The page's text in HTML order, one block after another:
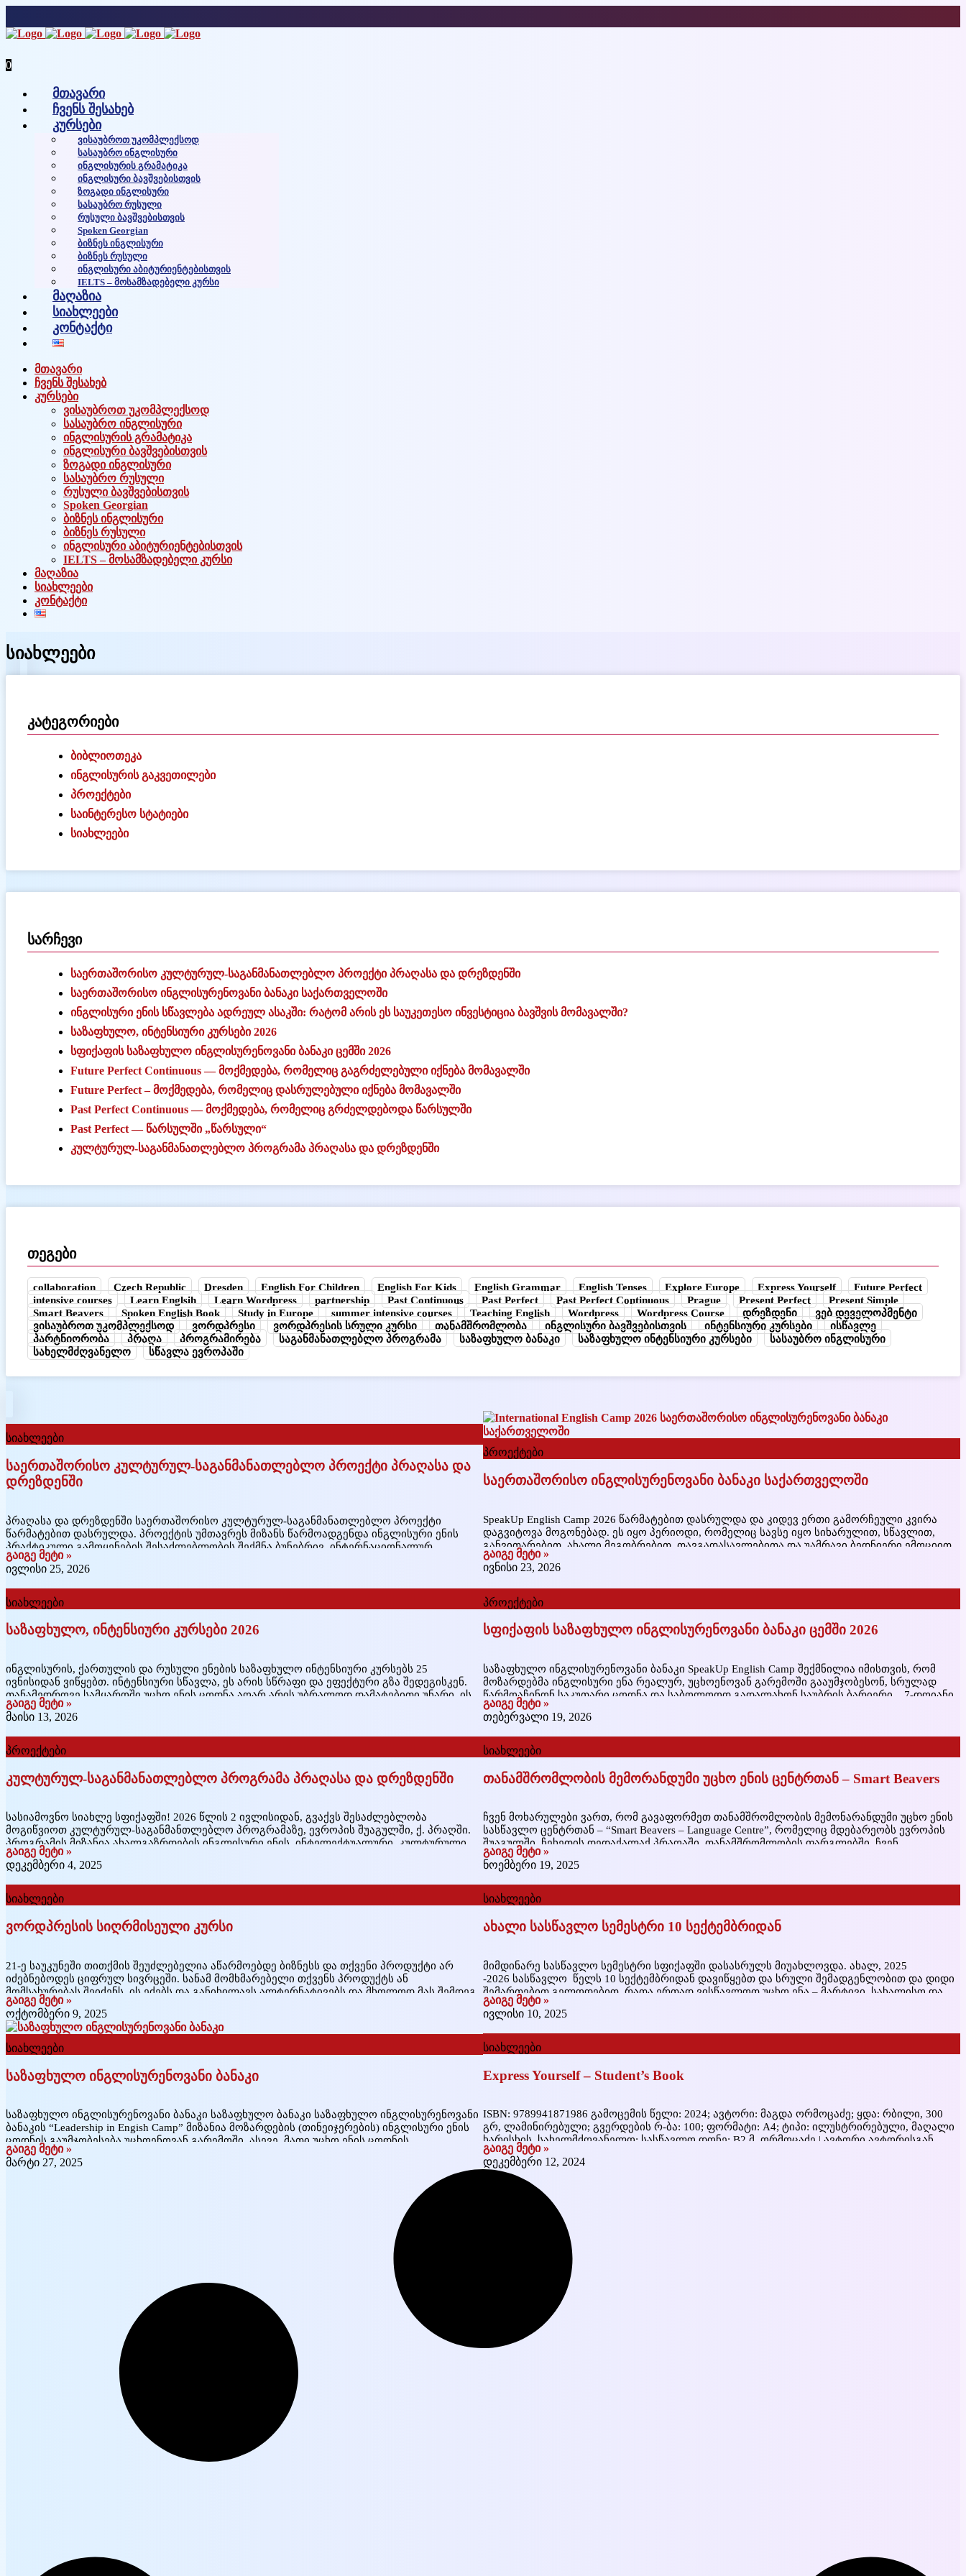
0
მთავარი
ჩვენს შესახებ
კურსები
Ვისაუბროთ Უკომპლექსოდ
Სასაუბრო Ინგლისური
Ინგლისურის Გრამატიკა
Ინგლისური Ბავშვებისთვის
Ზოგადი Ინგლისური
Სასაუბრო Რუსული
Რუსული Ბავშვებისთვის
Spoken Georgian
Ბიზნეს Ინგლისური
Ბიზნეს Რუსული
Ინგლისური Აბიტურიენტებისთვის
IELTS – Მოსამზადებელი Კურსი
მაღაზია
სიახლეები
კონტაქტი
მთავარი
ჩვენს შესახებ
კურსები
ვისაუბროთ უკომპლექსოდ
სასაუბრო ინგლისური
ინგლისურის გრამატიკა
ინგლისური ბავშვებისთვის
ზოგადი ინგლისური
სასაუბრო რუსული
რუსული ბავშვებისთვის
Spoken Georgian
ბიზნეს ინგლისური
ბიზნეს რუსული
ინგლისური აბიტურიენტებისთვის
IELTS – მოსამზადებელი კურსი
მაღაზია
სიახლეები
კონტაქტი
სიახლეები
კატეგორიები
ბიბლიოთეკა
ინგლისურის გაკვეთილები
პროექტები
საინტერესო სტატიები
სიახლეები
სარჩევი
საერთაშორისო კულტურულ-საგანმანათლებლო პროექტი პრაღასა და დრეზდენში
საერთაშორისო ინგლისურენოვანი ბანაკი საქართველოში
ინგლისური ენის სწავლება ადრეულ ასაკში: რატომ არის ეს საუკეთესო ინვესტიცია ბავშვის მომავალში?
საზაფხულო, ინტენსიური კურსები 2026
სფიქაფის საზაფხულო ინგლისურენოვანი ბანაკი ცემში 2026
Future Perfect Continuous — მოქმედება, რომელიც გაგრძელებული იქნება მომავალში
Future Perfect – მოქმედება, რომელიც დასრულებული იქნება მომავალში
Past Perfect Continuous — მოქმედება, რომელიც გრძელდებოდა წარსულში
Past Perfect — წარსულში „წარსული“
კულტურულ-საგანმანათლებლო პროგრამა პრაღასა და დრეზდენში
თეგები
collaboration Czech Republic Dresden English For Children English For Kids English Grammar English Tenses Explore Europe Express Yourself
Future Perfect
intensive courses
Learn Englsih Learn Wordpress partnership Past Continuous Past Perfect Past Perfect Continuous Prague Present Perfect
Present Simple
Smart Beavers
Spoken English Book Study in Europe summer intensive courses Teaching English Wordpress Wordpress Course დრეზდენი
ვებ დეველოპმენტი
ვისაუბროთ უკომპლექსოდ
ვორდპრესი ვორდპრესის სრული კურსი თანამშრომლობა ინგლისური ბავშვებისთვის ინტენსიური კურსები
ისწავლე
პარტნიორობა
პრაღა პროგრამირება საგანმანათლებლო პროგრამა საზაფხულო ბანაკი საზაფხულო ინტენსიური კურსები
სასაუბრო ინგლისური
სახელმძღვანელო
სწავლა ევროპაში
სიახლეები
საერთაშორისო კულტურულ-საგანმანათლებლო პროექტი პრაღასა და
დრეზდენში
პრაღასა და დრეზდენში საერთაშორისო კულტურულ-საგანმანათლებლო პროექტი
წარმატებით დასრულდა. პროექტის უმთავრეს მიზანს წარმოადგენდა ინგლისური ენის
პრაქტიკული გამოყენების შესაძლებლობის შექმნა ბუნებრივ, ინტერნაციონალურ
გარემოში. ინგლისური ენის პრაქტიკა ნეითივ-სფიქერებთან პროექტის ერთ-ერთი მთავარი
უპირატესობა პროფესიონალი ნეითივ-სფიქერი მასწავლებლების მონაწილეობა იყო.
სასწავლო პროცესში, ისე
გაიგე მეტი »
ივლისი 25, 2026
პროექტები
საერთაშორისო ინგლისურენოვანი ბანაკი საქართველოში
SpeakUp English Camp 2026 წარმატებით დასრულდა და კიდევ ერთი გამორჩეული კვირა
დაგვიტოვა მოგონებად. ეს იყო პერიოდი, რომელიც სავსე იყო სიხარულით, სწავლით,
განვითარებით, ახალი მეგობრებით, თავგადასავლებითა და უამრავი ბედნიერი ემოციით.
წელს, ჩვენს ინგლისურენოვან საზაფხულო ბანაკში 100 მონაწილე ჩაერთო. ბანაკის
მთავარი მიზანი იყო, ბავშვებისთვის ინგლისური ენის
გაიგე მეტი »
ივნისი 23, 2026
სიახლეები
საზაფხულო, ინტენსიური კურსები 2026
ინგლისურის, ქართულის და რუსული ენების საზაფხულო ინტენსიური კურსებს 25
ივნისიდან ვიწყებთ. ინტენსიური სწავლა, ეს არის სწრაფი და ეფექტური გზა შედეგისკენ.
თანამედროვე სამყაროში უცხო ენის ცოდნა აღარ არის უბრალოდ დამატებითი უნარი. ის
აუცილებელი ინსტრუმენტია განათლების, კარიერისა და კომუნიკაციისთვის. სწორედ
ამიტომ, სულ უფრო პოპულარული ხდება ინტენსიური ენის
გაიგე მეტი »
მაისი 13, 2026
პროექტები
სფიქაფის საზაფხულო ინგლისურენოვანი ბანაკი ცემში 2026
საზაფხულო ინგლისურენოვანი ბანაკი SpeakUp English Camp შექმნილია იმისთვის, რომ
მოზარდებმა ინგლისური ენა რეალურ, უცხოენოვან გარემოში გააუმჯობესონ, სრულად
წარმოაჩინონ საკუთარი ცოდნა და საბოლოოდ გადალახონ საუბრის ბარიერი. 7-დღიანი
ინტენსიური, სახალისო და ინტერაქციული ვორქშოფების მეშვეობით მონაწილეები
ჩაერთვებიან დისკუსიებში, გუნდურ აქტივობებში, პრეზენტაციებსა და პრაქტიკულ
გაიგე მეტი »
თებერვალი 19, 2026
პროექტები
კულტურულ-საგანმანათლებლო პროგრამა პრაღასა და დრეზდენში
სასიამოვნო სიახლე სფიქაფში! 2026 წლის 2 ივლისიდან, გვაქვს შესაძლებლობა
მოგიწვიოთ კულტურულ-საგანმანთლებლო პროგრამაზე, ევროპის შუაგულში, ქ. პრაღში.
პროგრამის მიზანია ახალგაზრდების ინგლისური ენის, ინტელექტუალური, კულტურული,
გლობალური და სოციალური უნარების განვითარების ხელშეწყობა. საგანმანთლებლო
პროგრამის ფარგლებში ბევრი აქტივობაა დაგეგმილი. გარდა ინტენსიური, მაღალი
დონის ინგლისური ენის გაკვეთილებისა, რომელსაც ჩაატარებენ
გაიგე მეტი »
დეკემბერი 4, 2025
სიახლეები
თანამშრომლობის მემორანდუმი უცხო ენის ცენტრთან – Smart Beavers
ჩვენ მოხარულები ვართ, რომ გავაფორმეთ თანამშრომლობის მემონარანდუმი უცხო ენის
სასწავლო ცენტრთან – “Smart Beavers – Language Centre”, რომელიც მდებარეობს ევროპის
შუაგულში, ჩეხეთის დედაქალაქ პრაღაში. თანამშრომლობის ფარგლებში, ჩვენ
ერთობლივად განვახორციელებთ საგანმანათლებლო ვიზიტს პრაღაში, სადაც
მონაწილეები გამოცდილ ნეითივ სფიქერებთან ერთად გაივლიან ინგლისურის ენის
ინტენსიურ კურსს და ამასთანავე, დაათვალიერებენ
გაიგე მეტი »
ნოემბერი 19, 2025
სიახლეები
ვორდპრესის სიღრმისეული კურსი
21-ე საუკუნეში თითქმის შეუძლებელია აწარმოებდე ბიზნესს და თქვენი პროდუქტი არ
იძებნებოდეს ციფრულ სივრცეში. სანამ მომხმარებელი თქვენს პროდუქტს ან
მომსახურებას შეიძენს, ის ეძებს და განიხილავს ალტერნატივებს და მხოლოდ მას შემდეგ
იღებს გადაწყვეტილებას, შეიძინოს თუ არა თქვენი პროდუქტი. მომხმარებლის
დარწმუნებისთვის, და იმისთვის რომ გაზარდოთ თქვენი პროდუქტის გაყიდვის
გაიგე მეტი »
ოქტომბერი 9, 2025
სიახლეები
ახალი სასწავლო სემესტრი 10 სექტემბრიდან
მიმდინარე სასწავლო სემესტრი სფიქაფში დასასრულს მიუახლოვდა. ახალ, 2025
-2026 სასწავლო წელს 10 სექტემბრიდან დავიწყებთ და სრული შემადგენლობით და დიდი
შემართებით გელოდებით, რათა ერთად ვისწავლოთ უცხო ენა – მარტივი, სახალისო და
ინტერაქტიული მეთოდების გამოყენებით. ჩვენი კურსები განკუთვნილია როგორც
ბავშვებისთვის, ასევე ზრდასრულებისთვის. სწავლას ვიწყებთ ნულოვანი დონიდან და
გაიგე მეტი »
ივლისი 10, 2025
სიახლეები
საზაფხულო ინგლისურენოვანი ბანაკი
საზაფხულო ინგლისურენოვანი ბანაკი საზაფხულო ბანაკი საზაფხულო ინგლისურენოვანი
ბანაკის “Leadership in Engish Camp” მიზანია მოზარდების (თინეიჯერების) ინგლისური ენის
ცოდნის გაუმჯობესება უცხოენოვან გარემოში. ასევე, მათი უცხო ენის ცოდნის
მაქსიმალური გამოვლენა და საუბრის კომპლექსის მოხსნა 7 დღიანი სახალისო და
ინტიერაქციული ვორქშოფების მეშვეობით. ასევე, ჩვენი საზაფხულო ინგლისურენოვანი
გაიგე მეტი »
მარტი 27, 2025
სიახლეები
Express Yourself – Student’s Book
ISBN: 9789941871986 გამოცემის წელი: 2024; ავტორი: მაგდა ორმოცაძე; ყდა: რბილი, 300
გრ, ლამინირებული; გვერდების რ-ბა: 100; ფორმატი: A4; ტიპი: ილუსტრირებული, მაღალი
ხარისხის, სახელმძღვანელო; სასწავლო დონე: B2 მ. ორმოცაძე | ავტორი ავტორისგან
ძვირფასო სტუდენტო, მინდა მოგაწოდოთ ინფორმაცია ამ სახელმძღვანელოს შესახებ.
ინგლისური ფილოლოგიის ფაკულტეტის დამთავრების შემდეგ
გაიგე მეტი »
დეკემბერი 12, 2024